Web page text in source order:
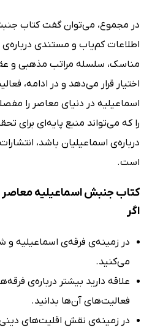
در مجموع، می‌توان گفت کتاب
اطلاعات کم‌یاب و مستندی
مناسک، سلسله مراتب مذهبی و
اختیار قرار می‌دهد و در ادامه،
اسماعیلیه در دنیای معاصر را
را که می‌تواند منبع پایه‌ای برای
درباره‌ی اسماعیلیان باشد،
است.
کتاب جنبش اسماعیلیه
اگر
در زمینه‌ی فرقه‌ی اسماعیلیه
می‌کنید.
علاقه دارید بیشتر درباره‌ی
فعالیت‌های آن‌ها بدانید.
در زمینه‌ی نقش اقلیت‌‌های